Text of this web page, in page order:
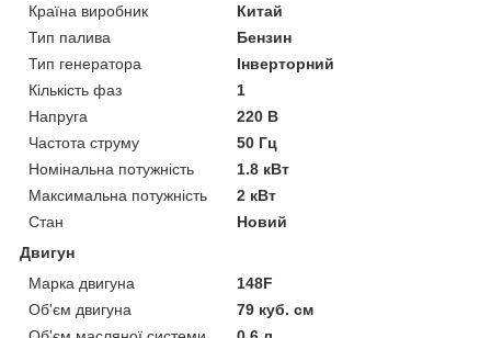
Країна виробник
Китай
Тип палива
Бензин
Тип генератора
Інверторний
Кількість фаз
1
Напруга
220 В
Частота струму
50 Гц
Номінальна потужність
1.8 кВт
Максимальна потужність
2 кВт
Стан
Новий
Двигун
Марка двигуна
148F
Об'єм двигуна
79 куб. см